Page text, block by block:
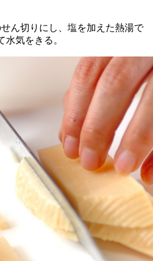
ん切りにし、塩を加えた熱湯で
気をきる。